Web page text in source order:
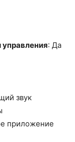
: Да
звук
приложение